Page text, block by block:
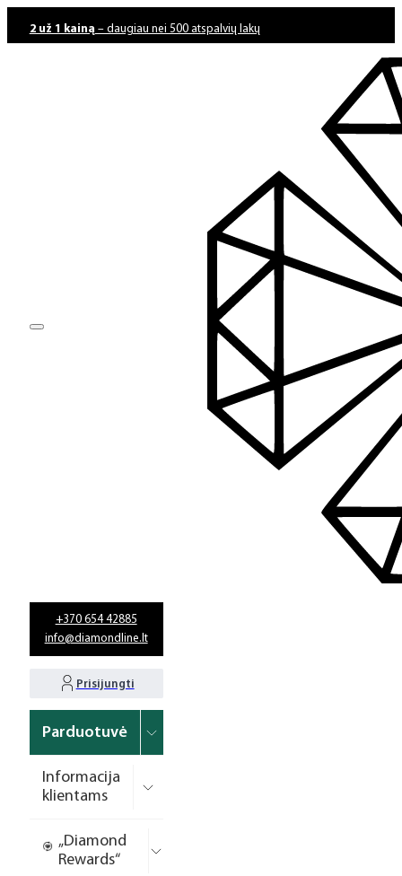
2 už 1 kainą – daugiau nei 500 atspalvių lakų
+370 654 42885
info@diamondline.lt
Prisijungti
Parduotuvė
Informacija
klientams
„Diamond
Rewards“